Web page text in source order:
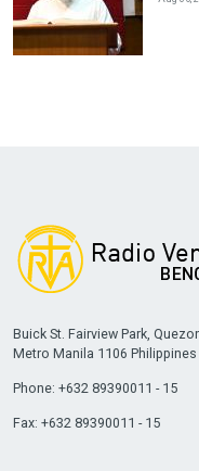
Buick St. Fairview Park,
Metro Manila 1106 Philippines
Phone: +632 89390011 - 15
Fax: +632 89390011 - 15